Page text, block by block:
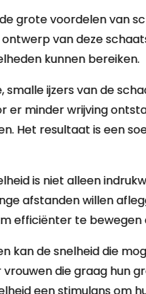
grote voordelen van
van deze
kunnen bereiken.
smalle ijzers van de
er minder wrijving
Het resultaat is een
is niet alleen
afstanden willen
efficiënter te bewegen
kan de snelheid die
vrouwen die graag hun